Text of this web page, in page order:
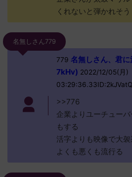
くれないと弾かれそう
名無しさん779
779 名無しさん、君
7kHv) 2022/12/05(月)
>>776
企業よりユーチュー
もする
活字よりも映像で大
よくも悪くも流行る